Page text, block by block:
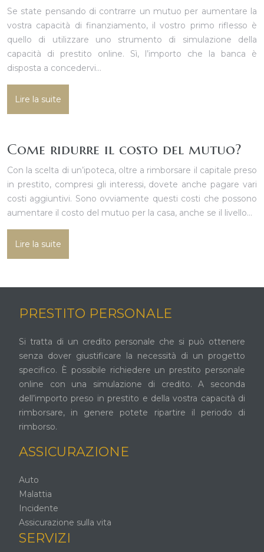
Se state pensando di contrarre un mutuo per aumentare la
vostra capacità di finanziamento, il vostro primo riflesso è
quello di utilizzare uno strumento di simulazione della
capacità di prestito online. Sì, l’importo che la banca è
disposta a concedervi…
Lire la suite
Come ridurre il costo del mutuo?
Con la scelta di un’ipoteca, oltre a rimborsare il capitale preso
in prestito, compresi gli interessi, dovete anche pagare vari
costi aggiuntivi. Sono ovviamente questi costi che possono
aumentare il costo del mutuo per la casa, anche se il livello…
Lire la suite
PRESTITO PERSONALE
Si tratta di un credito personale che si può ottenere
senza dover giustificare la necessità di un progetto
specifico. È possibile richiedere un prestito personale
online con una simulazione di credito. A seconda
dell’importo preso in prestito e della vostra capacità di
rimborsare, in genere potete ripartire il periodo di
rimborso.
ASSICURAZIONE
Auto
Malattia
Incidente
Assicurazione sulla vita
SERVIZI